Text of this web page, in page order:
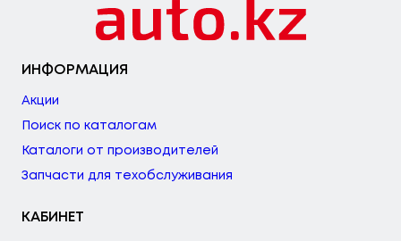
ИНФОРМАЦИЯ
Акции
Поиск по каталогам
Каталоги от производителей
Запчасти для техобслуживания
КАБИНЕТ